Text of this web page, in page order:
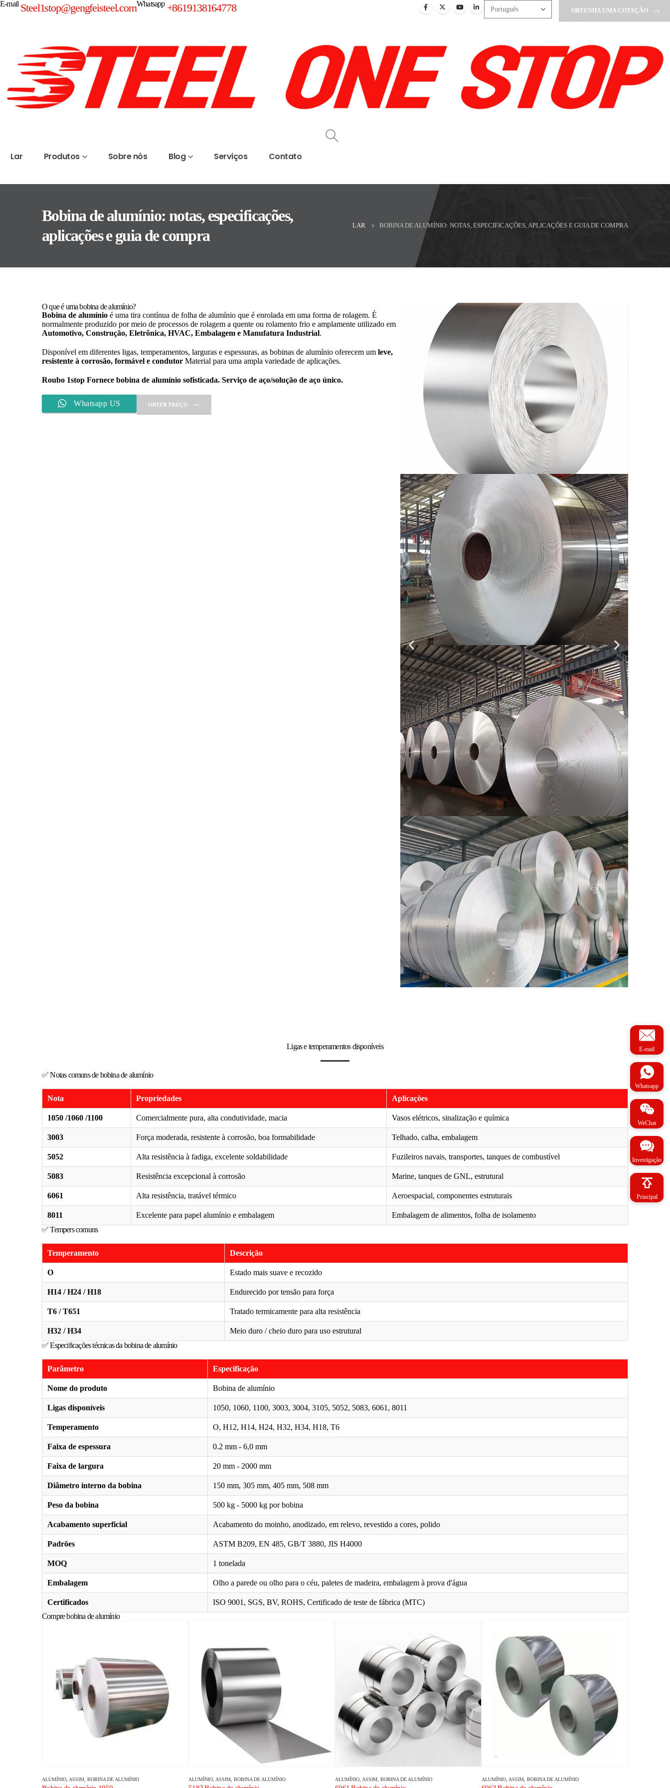
E-mail Steel1stop@gengfeisteel.comWhatsapp +8619138164778 OBTENHA UMA COTAÇÃO
Lar Produtos Sobre nós Blog Serviços Contato
Bobina de alumínio: notas, especificações,
aplicações e guia de compra
LAR BOBINA DE ALUMÍNIO: NOTAS, ESPECIFICAÇÕES, APLICAÇÕES E GUIA DE COMPRA
O que é uma bobina de alumínio?
Bobina de alumínio é uma tira contínua de folha de alumínio que é enrolada em uma forma de rolagem. É
normalmente produzido por meio de processos de rolagem a quente ou rolamento frio e amplamente utilizado em
Automotivo, Construção, Eletrônica, HVAC, Embalagem e Manufatura Industrial.
Disponível em diferentes ligas, temperamentos, larguras e espessuras, as bobinas de alumínio oferecem um leve,
resistente à corrosão, formável e condutor Material para uma ampla variedade de aplicações.
Roubo 1stop Fornece bobina de alumínio sofisticada. Serviço de aço/solução de aço único.
Whatsapp US OBTER PREÇO
Ligas e temperamentos disponíveis
✅ Notas comuns de bobina de alumínio
Nota Propriedades Aplicações
1050 /1060 /1100 Comercialmente pura, alta condutividade, macia Vasos elétricos, sinalização e química
3003 Força moderada, resistente à corrosão, boa formabilidade Telhado, calha, embalagem
5052 Alta resistência à fadiga, excelente soldabilidade Fuzileiros navais, transportes, tanques de combustível
5083 Resistência excepcional à corrosão Marine, tanques de GNL, estrutural
6061 Alta resistência, tratável térmico Aeroespacial, componentes estruturais
8011 Excelente para papel alumínio e embalagem
Embalagem de alimentos, folha de isolamento
✅ Tempers comuns
Temperamento Descrição
O Estado mais suave e recozido
H14 / H24 / H18 Endurecido por tensão para força
T6 / T651 Tratado termicamente para alta resistência
H32 / H34
Meio duro / cheio duro para uso estrutural
✅ Especificações técnicas da bobina de alumínio
Parâmetro Especificação
Nome do produto Bobina de alumínio
Ligas disponíveis 1050, 1060, 1100, 3003, 3004, 3105, 5052, 5083, 6061, 8011
Temperamento O, H12, H14, H24, H32, H34, H18, T6
Faixa de espessura 0.2 mm - 6,0 mm
Faixa de largura 20 mm - 2000 mm
Diâmetro interno da bobina 150 mm, 305 mm, 405 mm, 508 mm
Peso da bobina 500 kg - 5000 kg por bobina
Acabamento superficial Acabamento do moinho, anodizado, em relevo, revestido a cores, polido
Padrões ASTM B209, EN 485, GB/T 3880, JIS H4000
MOQ 1 tonelada
Embalagem Olho a parede ou olho para o céu, paletes de madeira, embalagem à prova d'água
Certificados
ISO 9001, SGS, BV, ROHS, Certificado de teste de fábrica (MTC)
Compre bobina de alumínio
ALUMÍNIO , ASSIM, BOBINA DE ALUMÍNIO ALUMÍNIO , ASSIM, BOBINA DE ALUMÍNIO ALUMÍNIO , ASSIM, BOBINA DE ALUMÍNIO ALUMÍNIO , ASSIM, BOBINA DE ALUMÍNIO
E-mail
Whatsapp
WeChat
Investigação
Principal